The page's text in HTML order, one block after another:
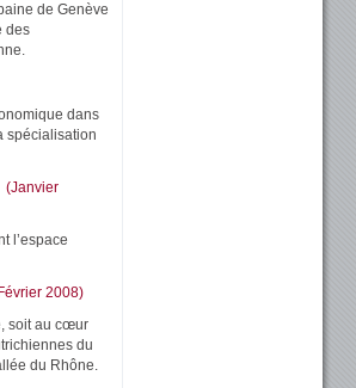
de Genève
des
dans
spécialisation
(Janvier
l’espace
2008)
soit au cœur
du
du Rhône.